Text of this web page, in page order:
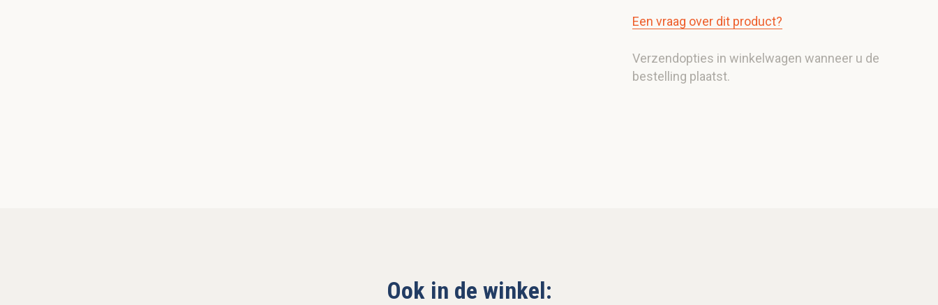
Een vraag over dit product?
Verzendopties in winkelwagen wanneer u de
bestelling plaatst.
Ook in de winkel: